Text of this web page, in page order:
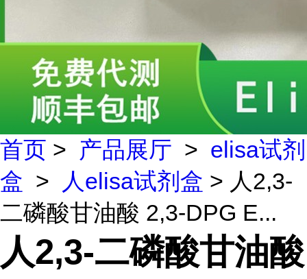
首页 > 产品展厅 > elisa试剂
盒 > 人elisa试剂盒 > 人2,3-
二磷酸甘油酸 2,3-DPG E...
人2,3-二磷酸甘油酸